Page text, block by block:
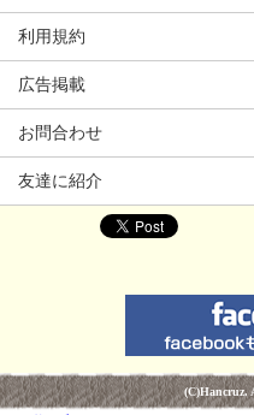
利用規約
広告掲載
お問合わせ
友達に紹介
(C)Hancruz.